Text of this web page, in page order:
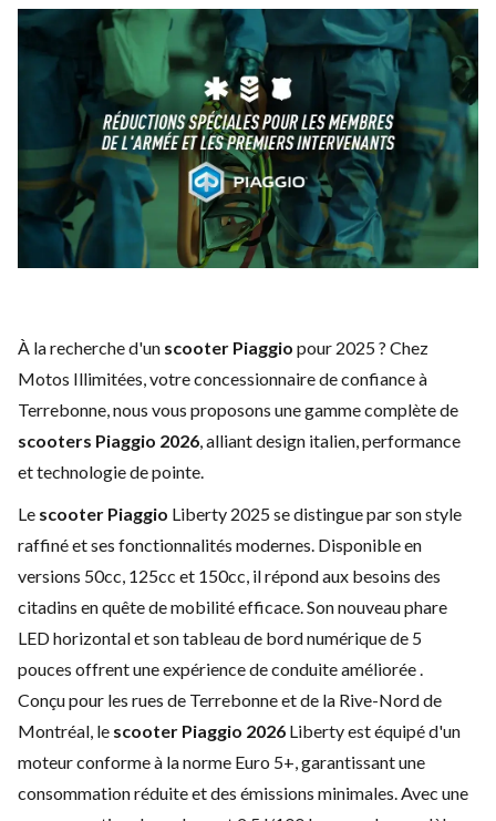
À la recherche d'un scooter Piaggio pour 2025 ? Chez
Motos Illimitées, votre concessionnaire de confiance à
Terrebonne, nous vous proposons une gamme complète de
scooters Piaggio 2026, alliant design italien, performance
et technologie de pointe.
Le scooter Piaggio Liberty 2025 se distingue par son style
raffiné et ses fonctionnalités modernes. Disponible en
versions 50cc, 125cc et 150cc, il répond aux besoins des
citadins en quête de mobilité efficace. Son nouveau phare
LED horizontal et son tableau de bord numérique de 5
pouces offrent une expérience de conduite améliorée .
Conçu pour les rues de Terrebonne et de la Rive-Nord de
Montréal, le scooter Piaggio 2026 Liberty est équipé d'un
moteur conforme à la norme Euro 5+, garantissant une
consommation réduite et des émissions minimales. Avec une